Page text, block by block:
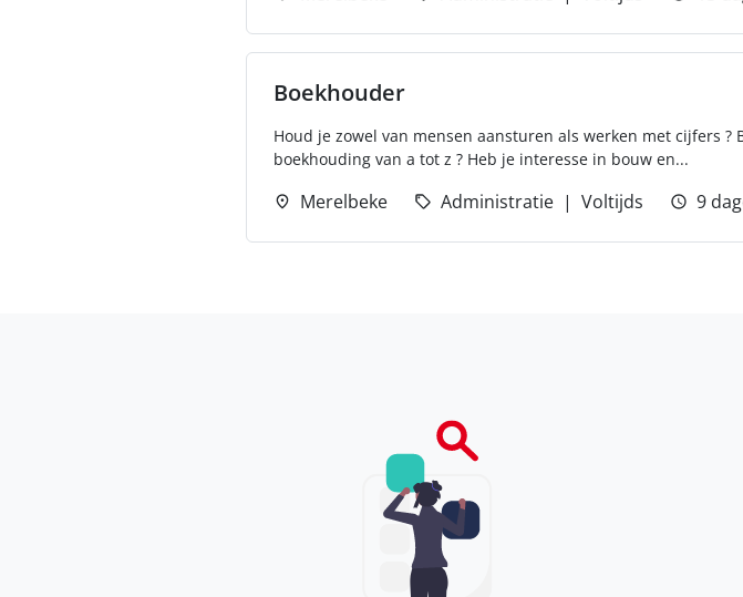
Boekhouder
Houd je zowel van mensen aansturen als werken met cijfers
boekhouding van a tot z ? Heb je interesse in bouw en...
Merelbeke Administratie Voltijds 9